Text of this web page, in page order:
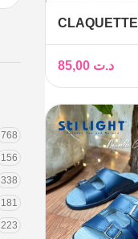
768
156
338
181
223
CLAQUETTE
د.ت